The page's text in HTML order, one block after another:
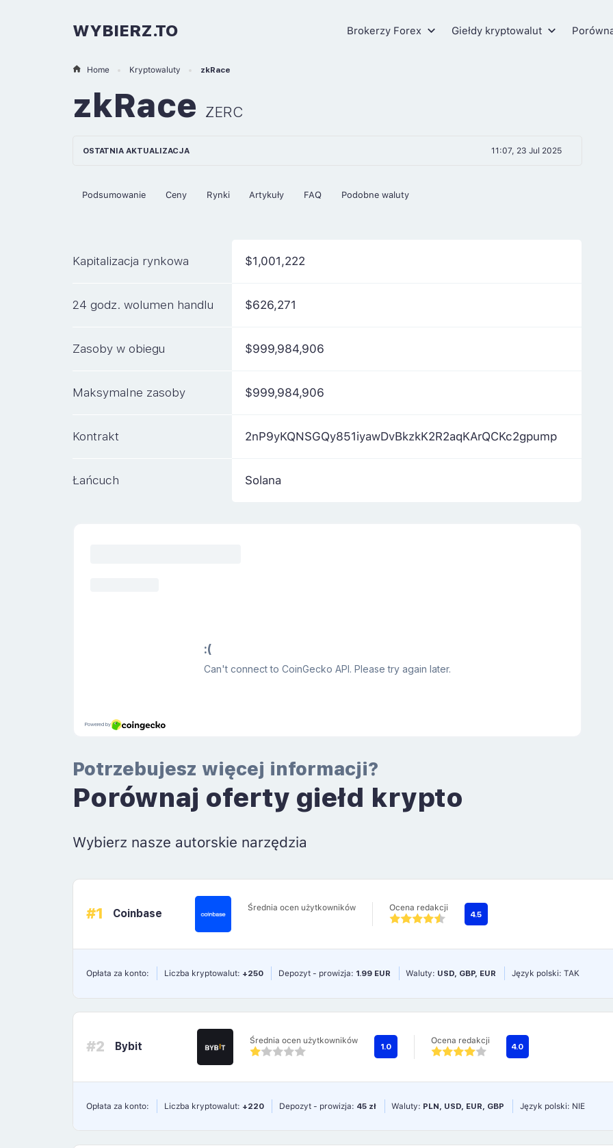
WYBIERZ.TO Brokerzy Forex Giełdy kryptowalut
Home Kryptowaluty zkRace
zkRace ZERC
OSTATNIA AKTUALIZACJA 11:07, 23 Jul 2025
Podsumowanie Ceny Rynki Artykuły FAQ Podobne waluty
Kapitalizacja rynkowa $1,001,222
24 godz. wolumen handlu $626,271
Zasoby w obiegu $999,984,906
Maksymalne zasoby $999,984,906
Kontrakt 2nP9yKQNSGQy851iyawDvBkzkK2R2aqKArQCKc2gpump
Łańcuch Solana
Potrzebujesz więcej informacji?
Porównaj oferty giełd krypto
Wybierz nasze autorskie narzędzia
#1 Coinbase Średnia ocen użytkowników Ocena redakcji
4.5
Opłata za konto: Liczba kryptowalut: +250 Depozyt - prowizja: 1.99 EUR Waluty: USD, GBP, EUR Język polski: TAK
#2 Bybit Średnia ocen użytkowników
1.0
Ocena redakcji
4.0
Opłata za konto: Liczba kryptowalut: +220 Depozyt - prowizja: 45 zł Waluty: PLN, USD, EUR, GBP Język polski: NIE